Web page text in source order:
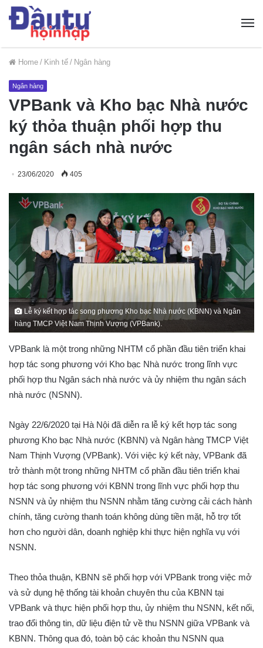
Home / Kinh tế / Ngân hàng
Ngân hàng
VPBank và Kho bạc Nhà nước
ký thỏa thuận phối hợp thu
ngân sách nhà nước
23/06/2020 405
Lễ ký kết hợp tác song phương Kho bạc Nhà nước (KBNN) và Ngân
hàng TMCP Việt Nam Thịnh Vượng (VPBank).
VPBank là một trong những NHTM cổ phần đầu tiên triển khai
hợp tác song phương với Kho bạc Nhà nước trong lĩnh vực
phối hợp thu Ngân sách nhà nước và ủy nhiệm thu ngân sách
nhà nước (NSNN).
Ngày 22/6/2020 tại Hà Nội đã diễn ra lễ ký kết hợp tác song
phương Kho bạc Nhà nước (KBNN) và Ngân hàng TMCP Việt
Nam Thịnh Vượng (VPBank). Với việc ký kết này, VPBank đã
trở thành một trong những NHTM cổ phần đầu tiên triển khai
hợp tác song phương với KBNN trong lĩnh vực phối hợp thu
NSNN và ủy nhiệm thu NSNN nhằm tăng cường cải cách hành
chính, tăng cường thanh toán không dùng tiền mặt, hỗ trợ tốt
hơn cho người dân, doanh nghiệp khi thực hiện nghĩa vụ với
NSNN.
Theo thỏa thuận, KBNN sẽ phối hợp với VPBank trong việc mở
và sử dụng hệ thống tài khoản chuyên thu của KBNN tại
VPBank và thực hiện phối hợp thu, ủy nhiệm thu NSNN, kết nối,
trao đổi thông tin, dữ liệu điện tử về thu NSNN giữa VPBank và
KBNN. Thông qua đó, toàn bộ các khoản thu NSNN qua